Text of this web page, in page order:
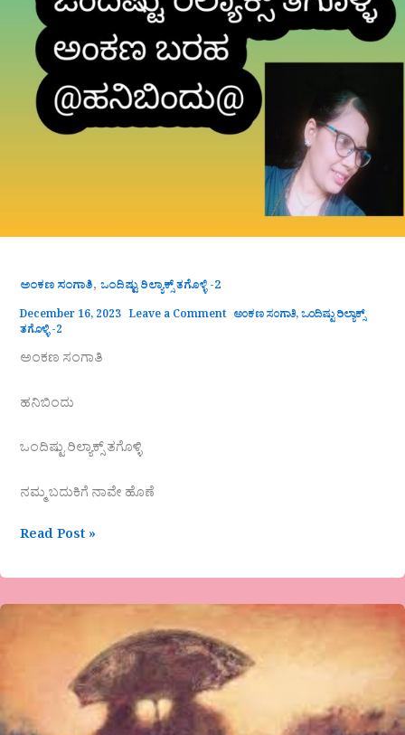
ಅಂಕಣ ಸಂಗಾತಿ, ಒಂದಿಷ್ಟು ರಿಲ್ಯಾಕ್ಸ್ ತಗೊಳ್ಳಿ -2
December 16, 2023 Leave a Comment ಅಂಕಣ ಸಂಗಾತಿ,ಒಂದಿಷ್ಟು ರಿಲ್ಯಾಕ್ಸ್
ತಗೊಳ್ಳಿ -2
ಅಂಕಣ ಸಂಗಾತಿ
ಹನಿಬಿಂದು
ಒಂದಿಷ್ಟು ರಿಲ್ಯಾಕ್ಸ್ ತಗೊಳ್ಳಿ
ನಮ್ಮ ಬದುಕಿಗೆ ನಾವೇ ಹೊಣೆ
Read Post »